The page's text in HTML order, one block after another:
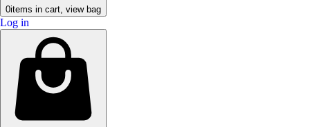
0items in cart, view bag
Log in